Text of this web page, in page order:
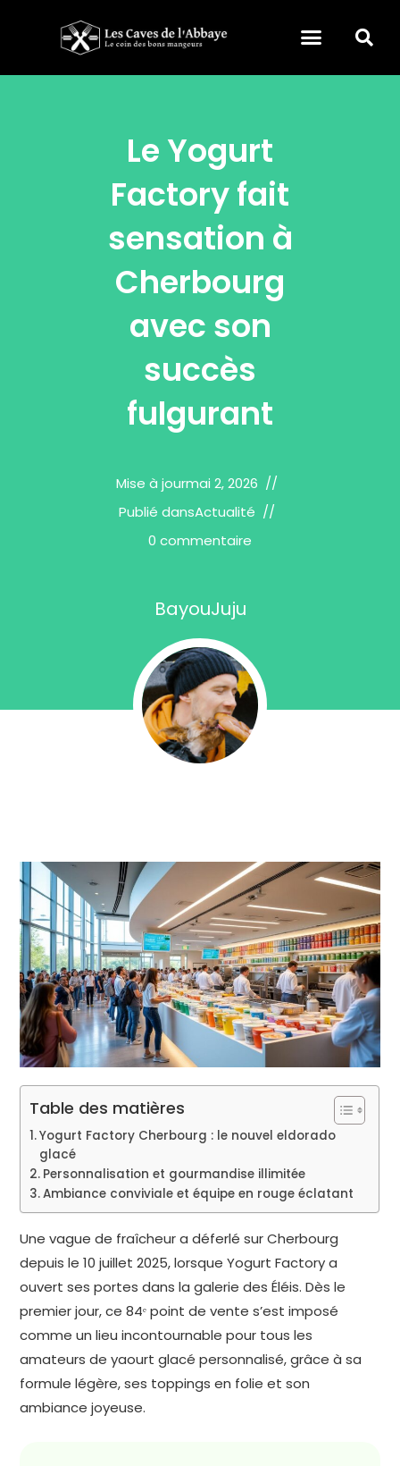
Le Yogurt
Factory fait
sensation à
Cherbourg
avec son
succès
fulgurant
Mise à jourmai 2, 2026
Publié dansActualité
0 commentaire
BayouJuju
Table des matières
Yogurt Factory Cherbourg : le nouvel eldorado
glacé
Personnalisation et gourmandise illimitée
Ambiance conviviale et équipe en rouge éclatant
Une vague de fraîcheur a déferlé sur Cherbourg
depuis le 10 juillet 2025, lorsque Yogurt Factory a
ouvert ses portes dans la galerie des Éléis. Dès le
premier jour, ce 84ᵉ point de vente s’est imposé
comme un lieu incontournable pour tous les
amateurs de yaourt glacé personnalisé, grâce à sa
formule légère, ses toppings en folie et son
ambiance joyeuse.